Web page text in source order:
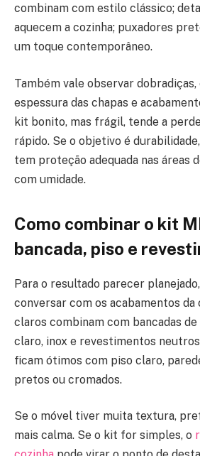
combinam com estilo clássico;
aquecem a cozinha; puxadores
um toque contemporâneo.
Também vale observar
espessura das chapas e
kit bonito, mas frágil, tende a
rápido. Se o objetivo é
tem proteção adequada nas áreas
com umidade.
Como combinar o kit
bancada, piso e
Para o resultado parecer
conversar com os acabamentos da
claros combinam com bancadas
claro, inox e revestimentos
ficam ótimos com piso claro,
pretos ou cromados.
Se o móvel tiver muita textura,
mais calma. Se o kit for simples, o